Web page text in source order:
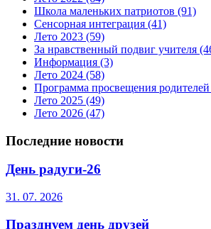
Школа маленьких патриотов (91)
Сенсорная интеграция (41)
Лето 2023 (59)
За нравственный подвиг учителя
Информация (3)
Лето 2024 (58)
Программа просвещения родителей
Лето 2025 (49)
Лето 2026 (47)
Последние новости
День радуги-26
31. 07. 2026
Празднуем день друзей